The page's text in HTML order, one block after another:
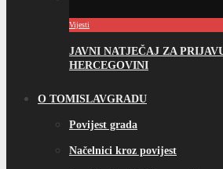
Vijesti
JAVNI NATJEČAJ ZA
HERCEGOVINI
O TOMISLAVGRADU
Povijest grada
Načelnici kroz povijest